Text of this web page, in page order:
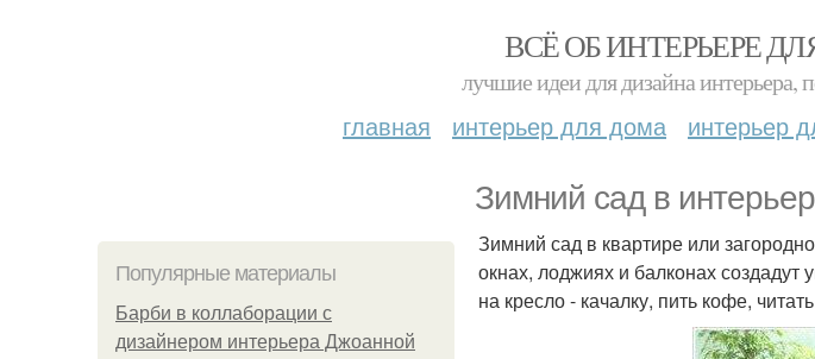
ВСЁ ОБ ИНТЕРЬЕРЕ
лучшие идеи для дизайна интерьера,
главная интерьер для дома интерьер
Зимний сад в
Популярные материалы
Барби в коллаборации с
дизайнером интерьера Джоанной
Зимний сад в квартире или
окнах, лоджиях и балконах
на кресло - качалку, пить кофе,